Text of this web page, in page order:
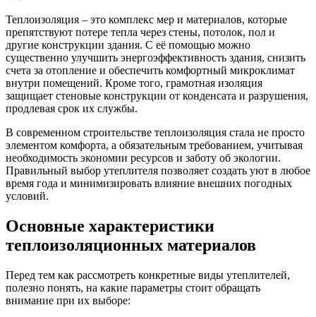
Теплоизоляция – это комплекс мер и материалов, которые
препятствуют потере тепла через стены, потолок, пол и
другие конструкции здания. С её помощью можно
существенно улучшить энергоэффективность здания, снизить
счета за отопление и обеспечить комфортный микроклимат
внутри помещений. Кроме того, грамотная изоляция
защищает стеновые конструкции от конденсата и разрушения,
продлевая срок их службы.
В современном строительстве теплоизоляция стала не просто
элементом комфорта, а обязательным требованием, учитывая
необходимость экономии ресурсов и заботу об экологии.
Правильный выбор утеплителя позволяет создать уют в любое
время года и минимизировать влияние внешних погодных
условий.
Основные характеристики
теплоизоляционных материалов
Перед тем как рассмотреть конкретные виды утеплителей,
полезно понять, на какие параметры стоит обращать
внимание при их выборе: